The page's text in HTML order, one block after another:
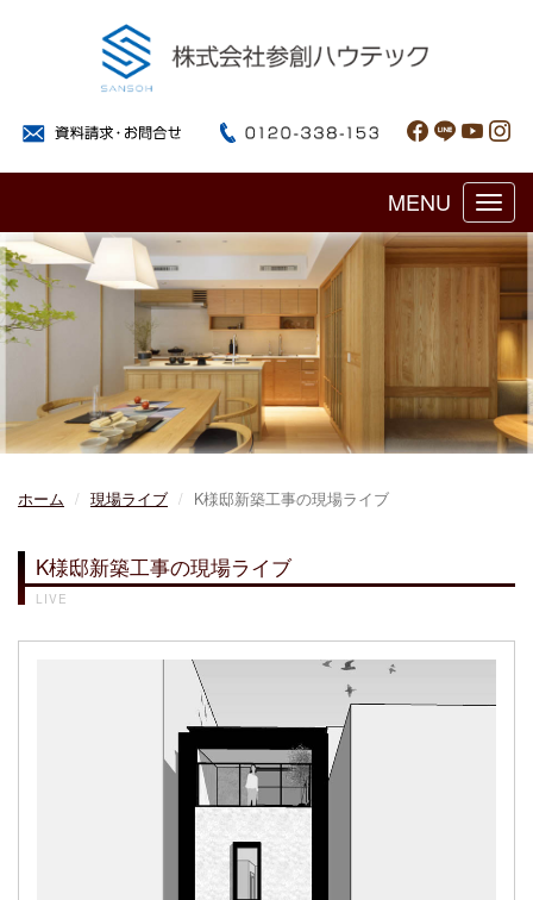
MENU
ホーム 現場ライブ K様邸新築工事の現場ライブ
K様邸新築工事の現場ライブ
LIVE